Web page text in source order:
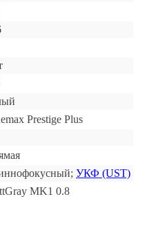
Prestige Plus
УКФ (UST)
MK1 0.8